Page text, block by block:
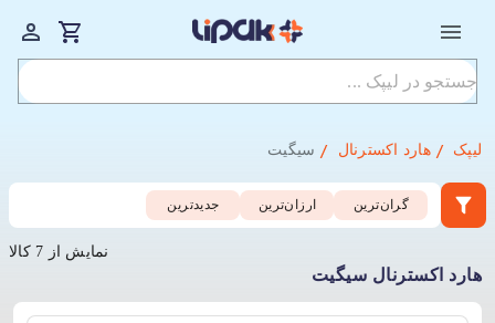
لیپک هارد اکسترنال سیگیت
گران‌ترین ارزان‌ترین جدید‌ترین
نمایش از 7 کالا
هارد اکسترنال سیگیت